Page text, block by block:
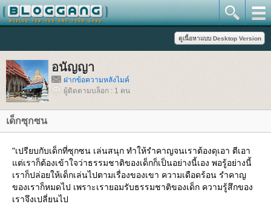
อนัญญา
ฝากข้อความหลังไมค์
ผู้ติดตามบล็อก : 1 คน
เด็กซุกซน
"เปรียบกับเด็กที่ซุกซน เล่นสนุก ทำให้รำคาญจนเราต้องดุเอา ตีเอา
ต่เราก็ต้องเข้าใจว่าธรรมชาติของเด็กก็เป็นอย่างนี้เอง พอรู้อย่างนี้
เราก็ปล่อยให้เด็กเล่นไปตามเรื่องของเขา ความเดือดร้อน รำคาญ
ของเราก็หมดไป เพราะเรายอมรับธรรมชาติของเด็ก ความรู้สึกของ
เราจึงเปลี่ยนไป